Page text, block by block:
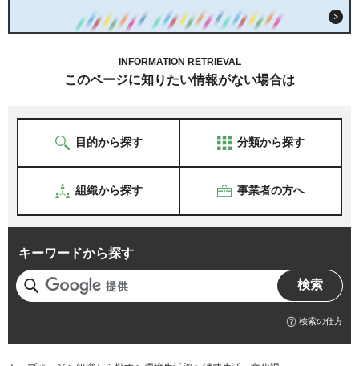
INFORMATION RETRIEVAL
このページに知りたい情報がない場合は
目的から探す 分類から探す
組織から探す 事業者の方へ
キーワードから探す
検索の仕方